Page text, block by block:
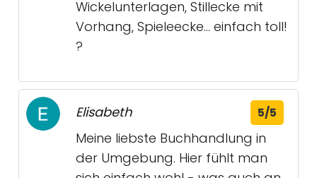
Wickelunterlagen, Stillecke mit
Vorhang, Spieleecke... einfach toll!
?
Elisabeth 5/5
Meine liebste Buchhandlung in
der Umgebung. Hier fühlt man